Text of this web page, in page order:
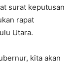
surat keputusan
rapat
Utara.
kita akan